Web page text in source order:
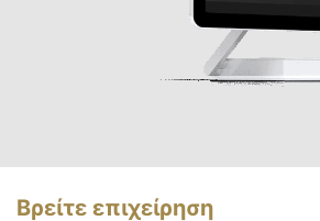
Βρείτε επιχείρηση